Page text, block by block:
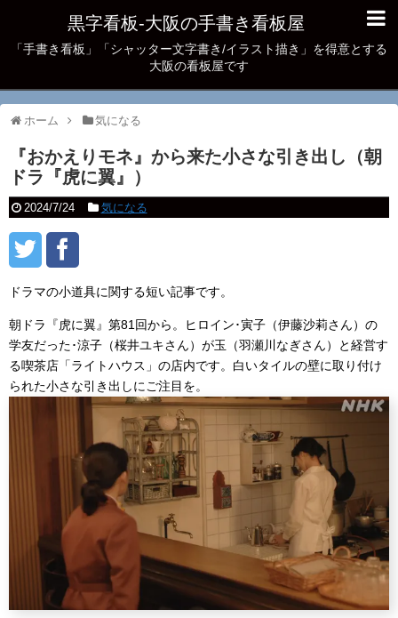
黒字看板‐大阪の手書き看板屋
「手書き看板」「シャッター文字書き/イラスト描き」を得意とする
大阪の看板屋です
ホーム 気になる
『おかえりモネ』から来た小さな引き出し（朝
ドラ『虎に翼』）
2024/7/24 気になる
ドラマの小道具に関する短い記事です。
朝ドラ『虎に翼』第81回から。ヒロイン･寅子（伊藤沙莉さん）の
学友だった･涼子（桜井ユキさん）が玉（羽瀬川なぎさん）と経営す
る喫茶店「ライトハウス」の店内です。白いタイルの壁に取り付け
られた小さな引き出しにご注目を。